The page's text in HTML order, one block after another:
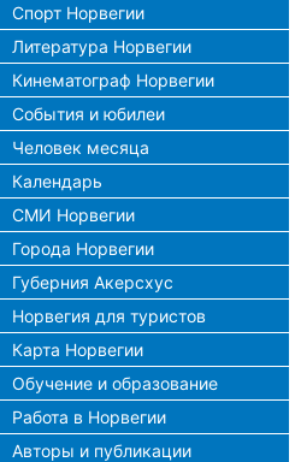
Спорт Норвегии
Литература Норвегии
Кинематограф Норвегии
События и юбилеи
Человек месяца
Календарь
СМИ Норвегии
Города Норвегии
Губерния Акерсхус
Норвегия для туристов
Карта Норвегии
Обучение и образование
Работа в Норвегии
Авторы и публикации